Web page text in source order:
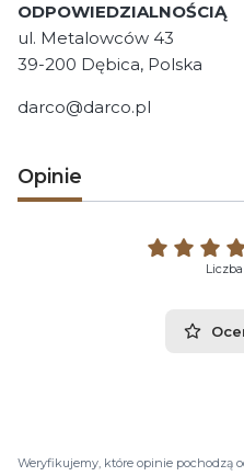
ODPOWIEDZIALNOŚCIĄ
ul. Metalowców 43
39-200 Dębica, Polska
darco@darco.pl
Opinie
Liczba
Weryfikujemy, które opinie pochodzą